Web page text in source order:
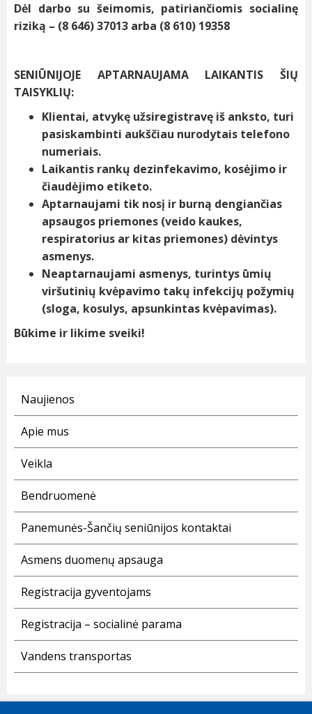
Dėl darbo su šeimomis, patiriančiomis socialinę
riziką – (8 646) 37013 arba (8 610) 19358
SENIŪNIJOJE APTARNAUJAMA LAIKANTIS ŠIŲ
TAISYKLIŲ:
Klientai, atvykę užsiregistravę iš anksto, turi
pasiskambinti aukščiau nurodytais telefono
numeriais.
Laikantis rankų dezinfekavimo, kosėjimo ir
čiaudėjimo etiketo.
Aptarnaujami tik nosį ir burną dengiančias
apsaugos priemones (veido kaukes,
respiratorius ar kitas priemones) dėvintys
asmenys.
Neaptarnaujami asmenys, turintys ūmių
viršutinių kvėpavimo takų infekcijų požymių
(sloga, kosulys, apsunkintas kvėpavimas).
Būkime ir likime sveiki!
Naujienos
Apie mus
Veikla
Bendruomenė
Panemunės-Šančių seniūnijos kontaktai
Asmens duomenų apsauga
Registracija gyventojams
Registracija – socialinė parama
Vandens transportas